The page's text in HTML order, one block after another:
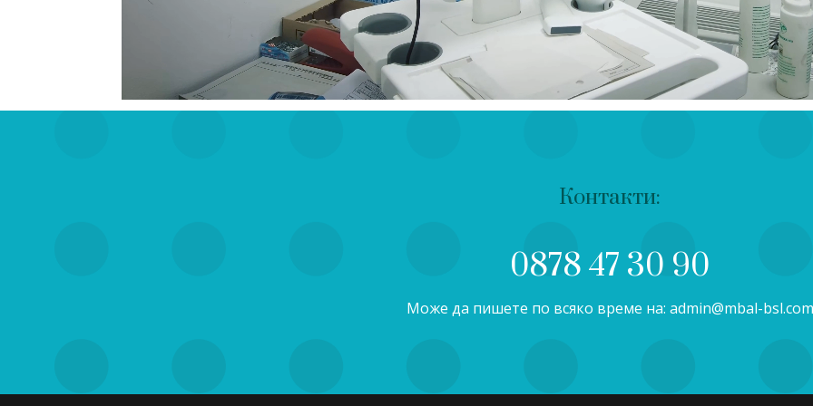
Контакти:
0878 47 30 90
Може да пишете по всяко време на: admin@mbal-bsl.com